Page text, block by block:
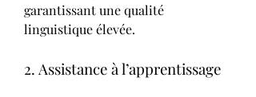
garantissant une qualité
linguistique élevée.
2. Assistance à l’apprentissage